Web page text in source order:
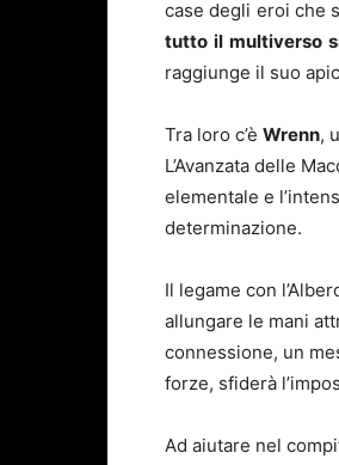
case degli eroi che
tutto il multiverso
raggiunge il suo
Tra loro c’è Wrenn,
L’Avanzata delle
elementale e
determinazione.
Il legame con
allungare le mani
connessione, un
forze, sfiderà
Ad aiutare nel